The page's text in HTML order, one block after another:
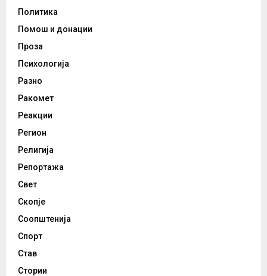
Политика
Помош и донации
Проза
Психологија
Разно
Ракомет
Реакции
Регион
Религија
Репортажа
Свет
Скопје
Соопштенија
Спорт
Став
Стории